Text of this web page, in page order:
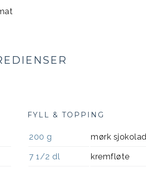
FYLL & TOPPING
200 g mørk
7 1/2 dl kremfløte